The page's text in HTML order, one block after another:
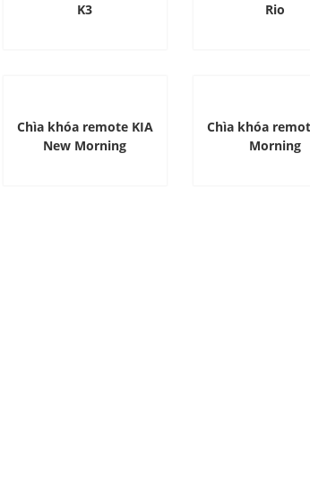
K3
Rio
Chìa khóa remote KIA
New Morning
Chìa khóa
Morning